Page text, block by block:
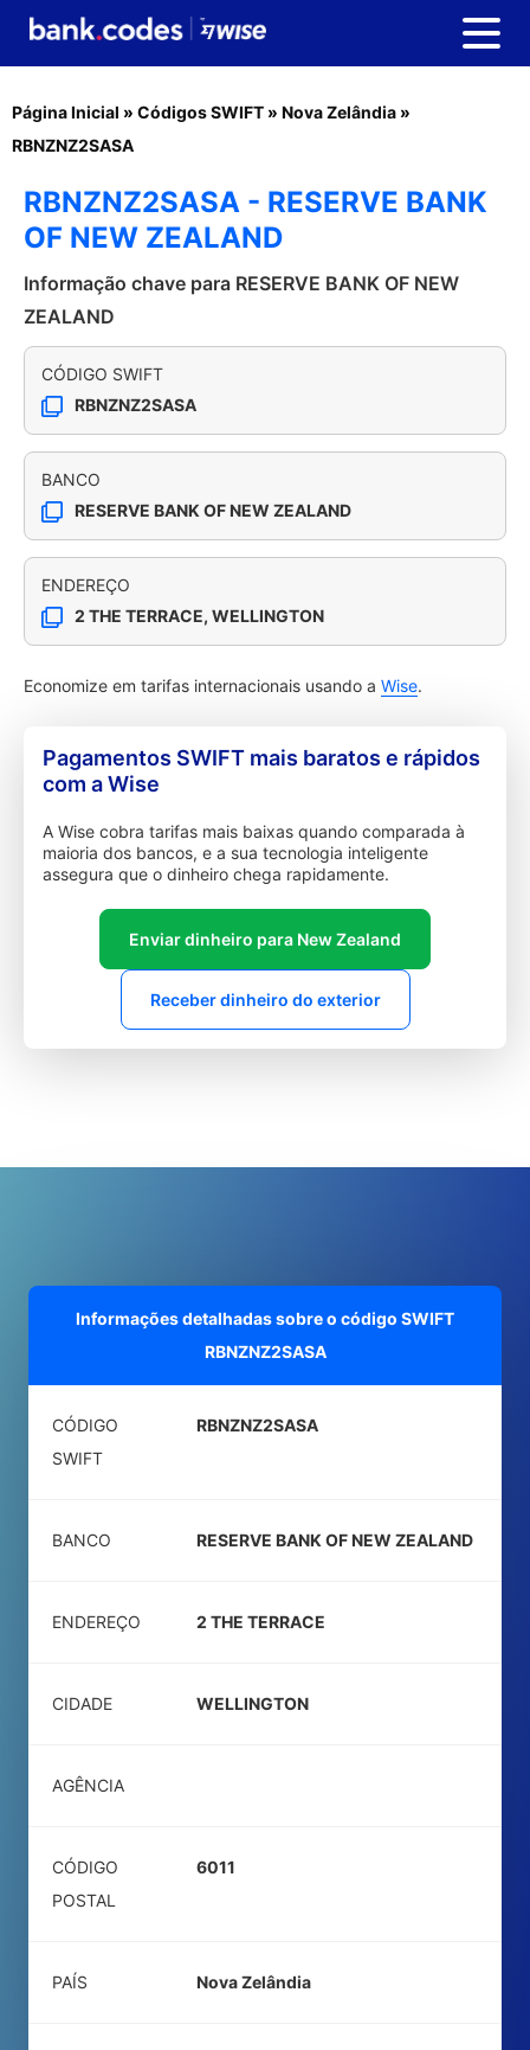
Página Inicial » Códigos SWIFT » Nova Zelândia »
RBNZNZ2SASA
RBNZNZ2SASA - RESERVE BANK
OF NEW ZEALAND
Informação chave para RESERVE BANK OF NEW
ZEALAND
CÓDIGO SWIFT
RBNZNZ2SASA
BANCO
RESERVE BANK OF NEW ZEALAND
ENDEREÇO
2 THE TERRACE, WELLINGTON
Economize em tarifas internacionais usando a Wise.
Pagamentos SWIFT mais baratos e rápidos
com a Wise
A Wise cobra tarifas mais baixas quando comparada à
maioria dos bancos, e a sua tecnologia inteligente
assegura que o dinheiro chega rapidamente.
Enviar dinheiro para New Zealand
Receber dinheiro do exterior
Informações detalhadas sobre o código SWIFT
RBNZNZ2SASA
CÓDIGO
SWIFT
RBNZNZ2SASA
BANCO RESERVE BANK OF NEW ZEALAND
ENDEREÇO 2 THE TERRACE
CIDADE WELLINGTON
AGÊNCIA
CÓDIGO
POSTAL
6011
PAÍS Nova Zelândia